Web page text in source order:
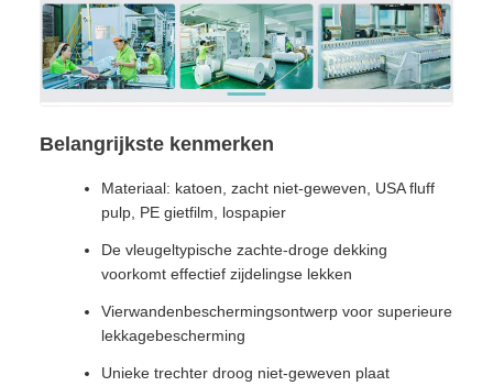
Belangrijkste kenmerken
Materiaal: katoen, zacht niet-geweven, USA fluff
pulp, PE gietfilm, lospapier
De vleugeltypische zachte-droge dekking
voorkomt effectief zijdelingse lekken
Vierwandenbeschermingsontwerp voor superieure
lekkagebescherming
Unieke trechter droog niet-geweven plaat